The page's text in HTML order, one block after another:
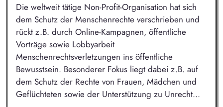
Die weltweit tätige Non-Profit-Organisation hat sich
dem Schutz der Menschenrechte verschrieben und
rückt z.B. durch Online-Kampagnen, öffentliche
Vorträge sowie Lobbyarbeit
Menschenrechtsverletzungen ins öffentliche
Bewusstsein. Besonderer Fokus liegt dabei z.B. auf
dem Schutz der Rechte von Frauen, Mädchen und
Geflüchteten sowie der Unterstützung zu Unrecht...